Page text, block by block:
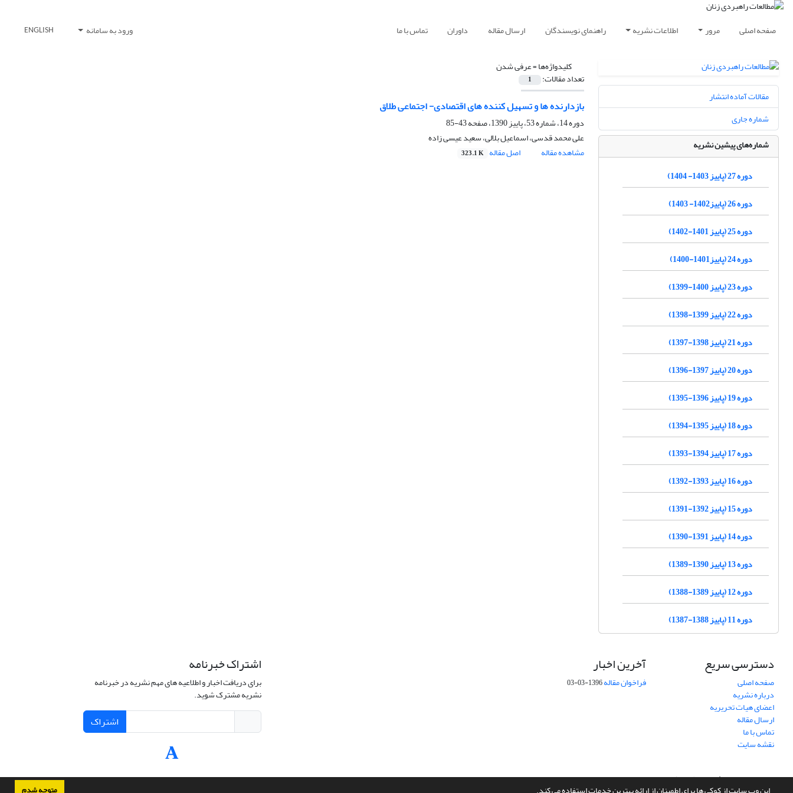
صفحه اصلی مرور اطلاعات نشریه راهنمای نویسندگان ارسال مقاله داوران تماس با ما ورود به سامانه ENGLISH
کلیدواژه‌ها =عرفی شدن
تعداد مقالات: 1
بازدارنده ها و تسهیل کننده های اقتصادی- اجتماعی طلاق
دوره 14، شماره 53، پاییز 1390، صفحه
43-85
علی محمد قدسی، اسماعیل بلالی، سعید عیسی زاده
مشاهده مقاله
اصل مقاله 323.1 K
مقالات آماده انتشار
شماره جاری
شماره‌های پیشین نشریه
دوره 27 (پاییز 1403- 1404)
دوره 26 (پاییز1402- 1403)
دوره 25 (پاییز 1401-1402)
دوره 24 (پاییز1401-1400)
دوره 23 (پاییز 1400-1399)
دوره 22 (پاییز 1399-1398)
دوره 21 (پاییز 1398-1397)
دوره 20 (پاییز 1397-1396)
دوره 19 (پاییز 1396-1395)
دوره 18 (پاییز 1395-1394)
دوره 17 (پاییز 1394-1393)
دوره 16 (پاییز 1393-1392)
دوره 15 (پاییز 1392-1391)
دوره 14 (پاییز 1391-1390)
دوره 13 (پاییز 1390-1389)
دوره 12 (پاییز 1389-1388)
دوره 11 (پاییز 1388-1387)
دسترسی سریع
صفحه اصلی
درباره نشریه
اعضای هیات تحریریه
ارسال مقاله
تماس با ما
نقشه سایت
آخرین اخبار
فراخوان مقاله1396-03-03
اشتراک خبرنامه
برای دریافت اخبار و اطلاعیه های مهم نشریه در خبرنامه
نشریه مشترک شوید.
اشتراک
سامانه مدیریت نشریات علمی.طراحی و پیاده سازی ازسیناوب